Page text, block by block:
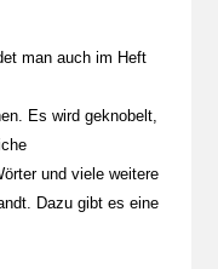
man auch im Heft
Es wird geknobelt,
und viele weitere
Dazu gibt es eine